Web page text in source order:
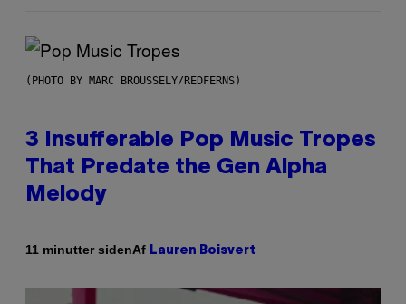
(PHOTO BY MARC BROUSSELY/REDFERNS)
3 Insufferable Pop Music Tropes
That Predate the Gen Alpha
Melody
11 minutter sidenAf Lauren Boisvert